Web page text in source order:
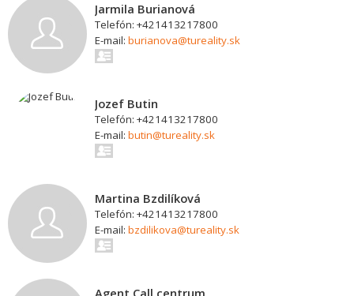
Jarmila Burianová
Telefón: +421413217800
E-mail: burianova@tureality.sk
Jozef Butin
Telefón: +421413217800
E-mail: butin@tureality.sk
Martina Bzdilíková
Telefón: +421413217800
E-mail: bzdilikova@tureality.sk
Agent Call centrum